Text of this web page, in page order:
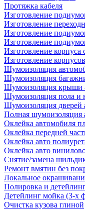
Протяжка кабеля
Изготовление
Изготовление
Изготовление
Изготовление
Изготовление корпуса
Изготовление
Шумоизоляция
Шумоизоляция
Шумоизоляция крыши
Шумоизоляция пола и
Шумоизоляция дверей
Полная шумоизоляция
Оклейка автомобиля
Оклейка передней
Оклейка авто
Оклейка авто
Снятие/замена
Ремонт вмятин без
Локальное
Полировка и
Детейлинг мойка (3-х
Очистка кузова глиной